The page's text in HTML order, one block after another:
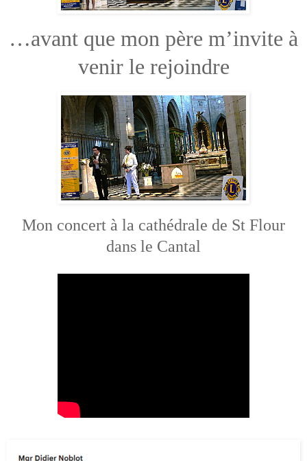
…avant que mon père m’invite à
venir le rejoindre
Mon concert à la cathédrale de St Flour
dans le Cantal